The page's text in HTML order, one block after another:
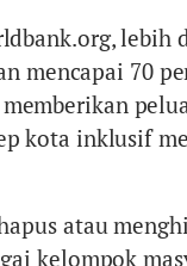
lebih
mencapai 70
kota inklusif
atau
kelompok